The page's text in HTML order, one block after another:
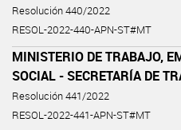
Resolución 440/2022
RESOL-2022-440-APN-ST#MT
MINISTERIO DE TRABAJO,
SOCIAL - SECRETARÍA DE
Resolución 441/2022
RESOL-2022-441-APN-ST#MT